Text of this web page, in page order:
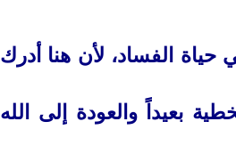
حياة الفساد، لأن هنا أدرك
بعيداً والعودة إلى الله